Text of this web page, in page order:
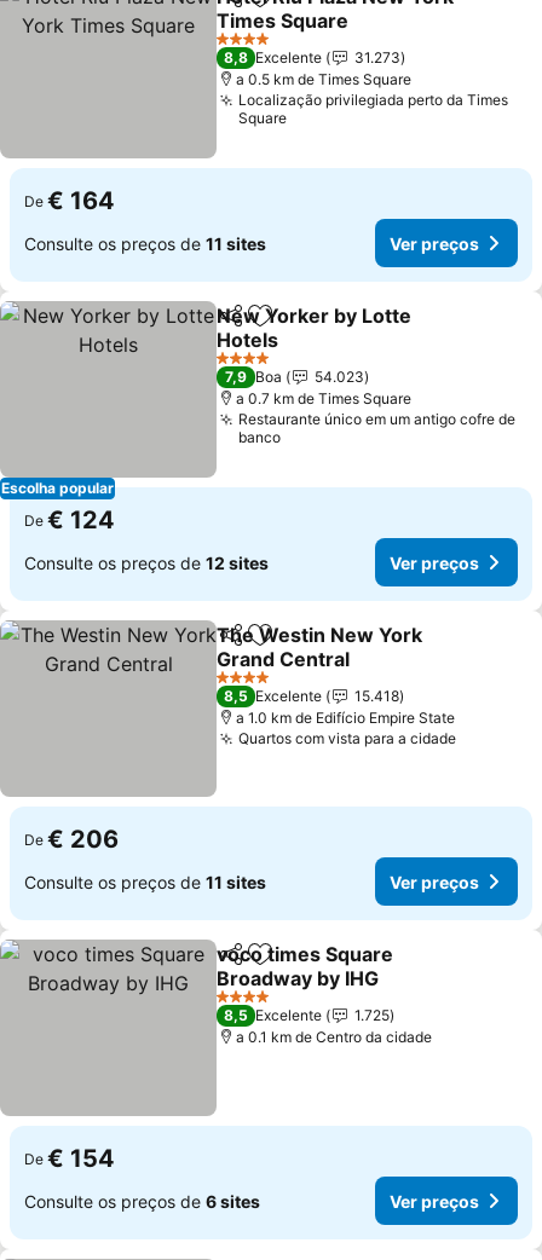
PartilharAdicionar aos favoritos
Times Square
Ver preços
4 Estrelas
8,8 Excelente
31.273
a 0.5 km de Times Square
Localização privilegiada perto da Times
Square
De € 164
Consulte os preços de 11 sites Ver preços
Escolha popular
PartilharAdicionar aos favoritos
New Yorker by Lotte
Hotels
Ver preços
4 Estrelas
7,9 Boa
54.023
a 0.7 km de Times Square
Restaurante único em um antigo cofre de
banco
De € 124
Consulte os preços de 12 sites Ver preços
PartilharAdicionar aos favoritos
The Westin New York
Grand Central
Ver preços
4 Estrelas
8,5 Excelente
15.418
a 1.0 km de Edifício Empire State
Quartos com vista para a cidadeVer
De € 206
Consulte os preços de 11 sites Ver preços
PartilharAdicionar aos favoritos
voco times Square
Broadway by IHG
Ver preços
4 Estrelas
8,5 Excelente
1.725
a 0.1 km de Centro da cidade
De € 154
Consulte os preços de 6 sites Ver preços